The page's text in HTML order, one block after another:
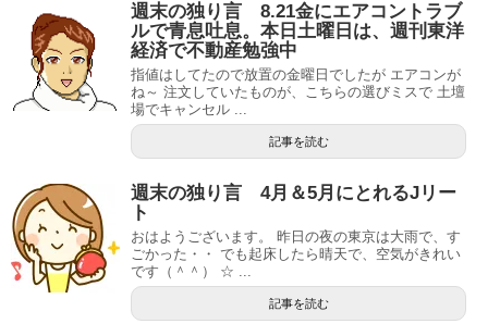
週末の独り言 8.21金にエアコントラブ
ルで青息吐息。本日土曜日は、週刊東洋
経済で不動産勉強中
指値はしてたので放置の金曜日でしたが エアコンが
ね～ 注文していたものが、こちらの選びミスで 土壇
場でキャンセル ...
記事を読む
週末の独り言 4月＆5月にとれるJリー
ト
おはようございます。 昨日の夜の東京は大雨で、す
ごかった・・ でも起床したら晴天で、空気がきれい
です（＾＾） ☆ ...
記事を読む